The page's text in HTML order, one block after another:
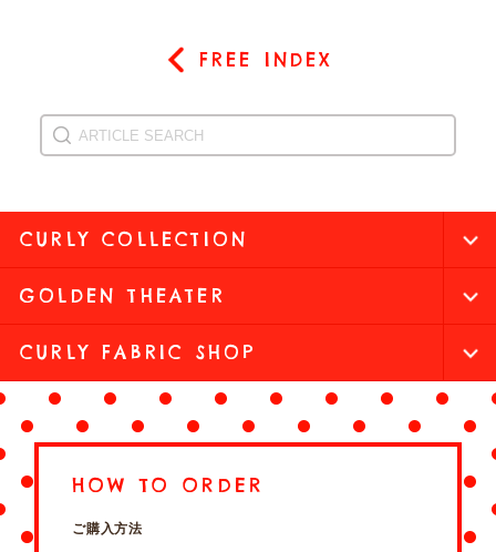
FREE INDEX
CURLY COLLECTION
GOLDEN THEATER
CURLY FABRIC SHOP
HOW TO ORDER
ご購入方法